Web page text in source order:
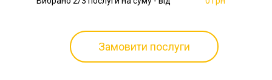
Замовити послуги